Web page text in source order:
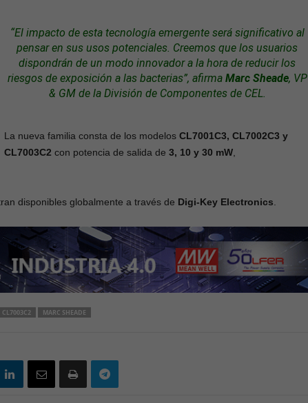
“El impacto de estatecnologíaemergente será significativo al
pensar en sus usos potenciales. Creemos que los usuarios
dispondrán de un modo innovador a la hora de reducir los
riesgos de exposición a las bacterias”, afirma Marc Sheade, VP
& GM de la División de Componentesde CEL.
La nueva familia consta de los modelos CL7001C3, CL7002C3 y
CL7003C2 con potencia de salida de 3, 10 y 30 mW
disponibles globalmente a través de Digi-Key Electronics
CL7003C2 MARC SHEADE